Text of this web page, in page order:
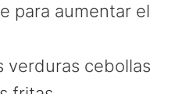
para aumentar el
verduras cebollas